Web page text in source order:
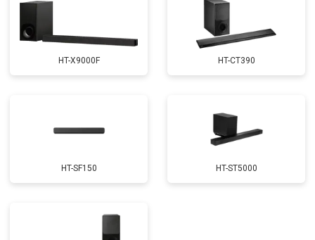
HT-X9000F HT-CT390
HT-SF150 HT-ST5000